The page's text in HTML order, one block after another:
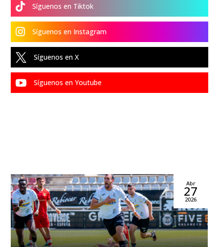
 Síguenos en Tiktok
 Síguenos en Instagram
 Síguenos en X
 Síguenos en Youtube
Abr
27
2026